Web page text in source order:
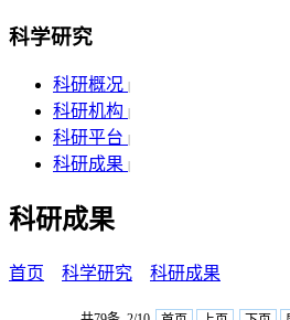
科学研究
科研概况 |
科研机构 |
科研平台 |
科研成果 |
科研成果
首页 科学研究 科研成果